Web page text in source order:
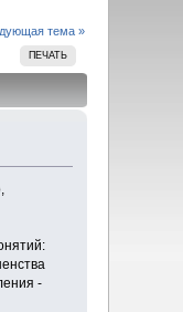
тема »
ПЕЧАТЬ
-